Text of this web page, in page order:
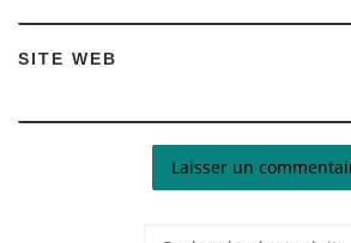
SITE WEB